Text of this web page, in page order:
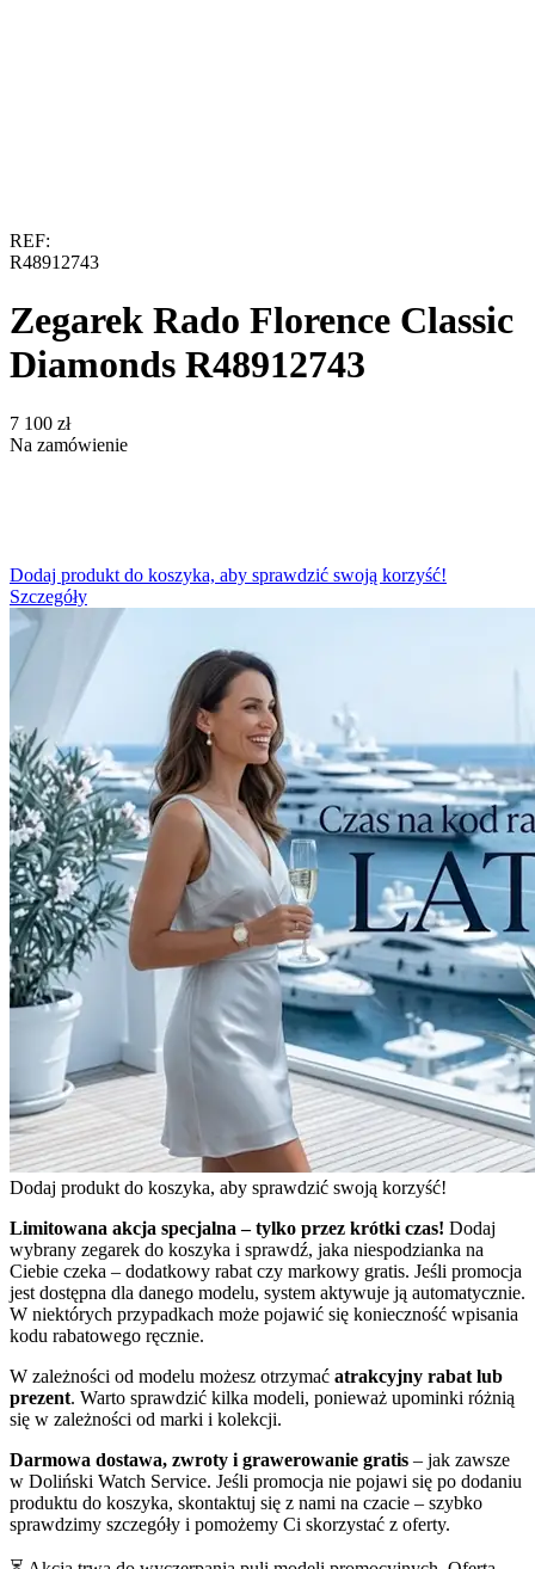
REF:
R48912743
Zegarek Rado Florence Classic
Diamonds R48912743
‍7 100‍ zł
Na zamówienie
Dodaj produkt do koszyka, aby sprawdzić swoją korzyść!
Szczegóły
Dodaj produkt do koszyka, aby sprawdzić swoją korzyść!
Limitowana akcja specjalna – tylko przez krótki czas! Dodaj
wybrany zegarek do koszyka i sprawdź, jaka niespodzianka na
Ciebie czeka – dodatkowy rabat czy markowy gratis. Jeśli promocja
jest dostępna dla danego modelu, system aktywuje ją automatycznie.
W niektórych przypadkach może pojawić się konieczność wpisania
kodu rabatowego ręcznie.
W zależności od modelu możesz otrzymać atrakcyjny rabat lub
prezent. Warto sprawdzić kilka modeli, ponieważ upominki różnią
się w zależności od marki i kolekcji.
Darmowa dostawa, zwroty i grawerowanie gratis – jak zawsze
w Doliński Watch Service. Jeśli promocja nie pojawi się po dodaniu
produktu do koszyka, skontaktuj się z nami na czacie – szybko
sprawdzimy szczegóły i pomożemy Ci skorzystać z oferty.